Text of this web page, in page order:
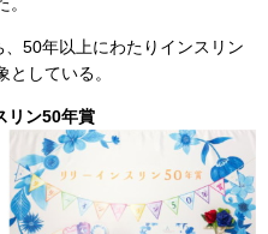
50年以上にわたりインスリン
している。
リン50年賞